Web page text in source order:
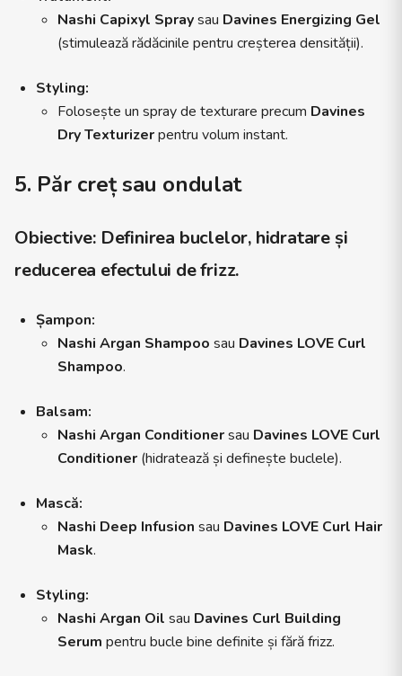
Nashi Capixyl Spraysau Davines Energizing Gel
(stimulează rădăcinile pentru creșterea densității).
Styling:
Folosește un spray de texturare precum Davines
Dry Texturizerpentru volum instant.
5. Păr creț sau ondulat
Obiective: Definirea buclelor, hidratare și
reducerea efectului de frizz.
Șampon:
Nashi Argan Shampoo sau Davines LOVE Curl
Shampoo.
Balsam:
Nashi Argan Conditionersau Davines LOVE Curl
Conditioner (hidratează și definește buclele).
Mască:
Nashi Deep Infusion sau Davines LOVE Curl Hair
Mask.
Styling:
Nashi Argan Oil sau Davines Curl Building
Serum pentru bucle bine definite și fără frizz.